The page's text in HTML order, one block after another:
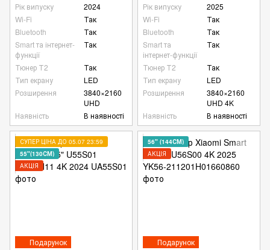
Рік випуску
2024
Wi-Fi
Так
Bluetooth
Так
Smart та інтернет-
функції
Так
Тюнер Т2
Так
Тип екрану
LED
Розширення
3840×2160
UHD
Наявність
В наявності
Рік випуску
2025
Wi-Fi
Так
Bluetooth
Так
Smart та
інтернет-функції
Так
Тюнер Т2
Так
Тип екрану
LED
Розширення
3840×2160
UHD 4K
Наявність
В наявності
Подарунок
СУПЕР ЦІНА ДО 05.07 23:59
55"(130СМ)
АКЦІЯ
Подарунок
56" (144СМ)
АКЦІЯ